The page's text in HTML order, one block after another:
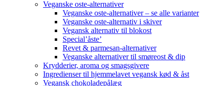
Veganske oste-alternativer
Veganske oste-alternativer – se alle varianter
Veganske oste-alternativ i skiver
Vegansk alternativ til blokost
Special’åste’
Revet & parmesan-alternativer
Veganske alternativer til smøreost & dip
Krydderier, aroma og smagsgivere
Ingredienser til hjemmelavet vegansk kød & åst
Vegansk chokoladepålæg